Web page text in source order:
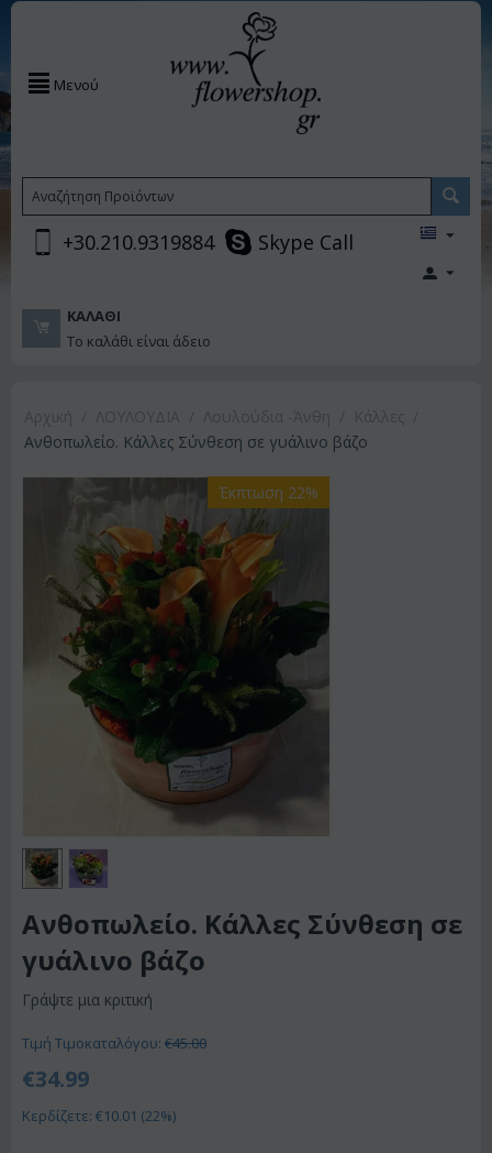
Μενού
+30.210.9319884 Skype Call
ΚΑΛΆΘΙ
Το καλάθι είναι άδειο
Ανθοπωλείο. Κάλλες Σύνθεση σε γυάλινο βάζο
Έκπτωση 22%
Ανθοπωλείο. Κάλλες Σύνθεση σε
γυάλινο βάζο
Γράψτε μια κριτική
Τιμή Τιμοκαταλόγου: €45.00
€34.99
Κερδίζετε: €10.01 (22%)